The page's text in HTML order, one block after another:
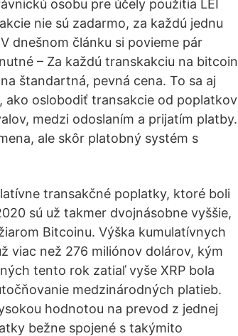
osobu pre účely použitia LEI
nie sú zadarmo, za každú jednu
dnešnom článku si povieme pár
– Za každú transkakciu na bitcoin
štandartná, pevná cena. To sa aj
ako oslobodiť transakcie od poplatkov
medzi odoslaním a prijatím platby.
ale skôr platobný systém s
transakčné poplatky, ktoré boli
sú už takmer dvojnásobne vyššie,
Bitcoinu. Výška kumulatívnych
viac než 276 miliónov dolárov, kým
tento rok zatiaľ vyše XRP bola
medzinárodných platieb.
hodnotou na prevod z jednej
bežne spojené s takýmito